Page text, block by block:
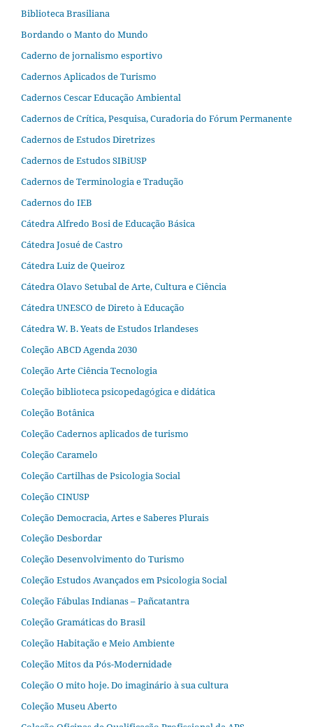
Biblioteca Brasiliana
Bordando o Manto do Mundo
Caderno de jornalismo esportivo
Cadernos Aplicados de Turismo
Cadernos Cescar Educação Ambiental
Cadernos de Crítica, Pesquisa, Curadoria do Fórum Permanente
Cadernos de Estudos Diretrizes
Cadernos de Estudos SIBiUSP
Cadernos de Terminologia e Tradução
Cadernos do IEB
Cátedra Alfredo Bosi de Educação Básica
Cátedra Josué de Castro
Cátedra Luiz de Queiroz
Cátedra Olavo Setubal de Arte, Cultura e Ciência
Cátedra UNESCO de Direto à Educação
Cátedra W. B. Yeats de Estudos Irlandeses
Coleção ABCD Agenda 2030
Coleção Arte Ciência Tecnologia
Coleção biblioteca psicopedagógica e didática
Coleção Botânica
Coleção Cadernos aplicados de turismo
Coleção Caramelo
Coleção Cartilhas de Psicologia Social
Coleção CINUSP
Coleção Democracia, Artes e Saberes Plurais
Coleção Desbordar
Coleção Desenvolvimento do Turismo
Coleção Estudos Avançados em Psicologia Social
Coleção Fábulas Indianas – Pañcatantra
Coleção Gramáticas do Brasil
Coleção Habitação e Meio Ambiente
Coleção Mitos da Pós-Modernidade
Coleção O mito hoje. Do imaginário à sua cultura
Coleção Museu Aberto